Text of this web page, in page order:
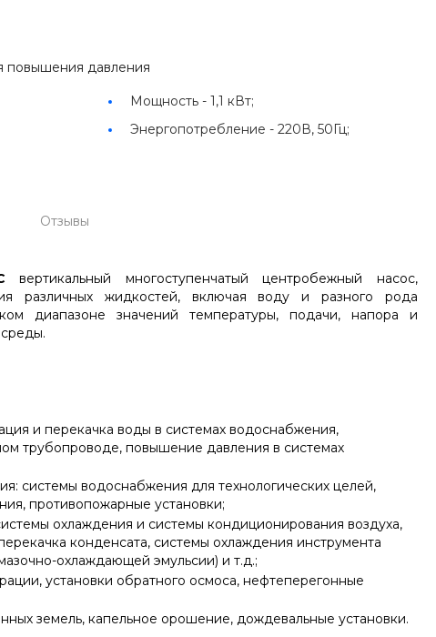
повышения давления
Мощность -1,1 кВт;
Энергопотребление -220В, 50Гц;
Отзывы
вертикальный многоступенчатый центробежный насос,
различных жидкостей, включая воду и разного рода
диапазоне значений температуры, подачи, напора и
и перекачка воды в системах водоснабжения,
трубопроводе, повышение давления в системах
системы водоснабжения для технологических целей,
противопожарные установки;
охлаждения и системы кондиционирования воздуха,
конденсата, системы охлаждения инструмента
охлаждающей эмульсии) и т.д.;
установки обратного осмоса, нефтеперегонные
земель, капельное орошение, дождевальные установки.